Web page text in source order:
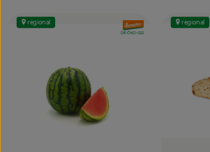
, Herkunft:
, Verband:
, Kontrollstelle:
DE-ÖKO-022
regional regional